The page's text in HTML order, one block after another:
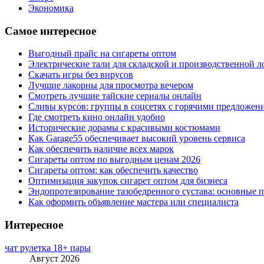
Экономика
Самое интересное
Выгодный прайс на сигареты оптом
Электрические тали для складской и производственной
Скачать игры без вирусов
Лучшие лакорны для просмотра вечером
Смотреть лучшие тайские сериалы онлайн
Сливы курсов: группы в соцсетях с горячими
Где смотреть кино онлайн удобно
Исторические дорамы с красивыми костюмами
Как Garage55 обеспечивает высокий уровень сервиса
Как обеспечить наличие всех марок
Сигареты оптом по выгодным ценам 2026
Сигареты оптом: как обеспечить качество
Оптимизация закупок сигарет оптом для бизнеса
Эндопротезирование тазобедренного сустава: основные
Как оформить объявление мастера или специалиста
Интересное
чат рулетка 18+ пары
Август 2026